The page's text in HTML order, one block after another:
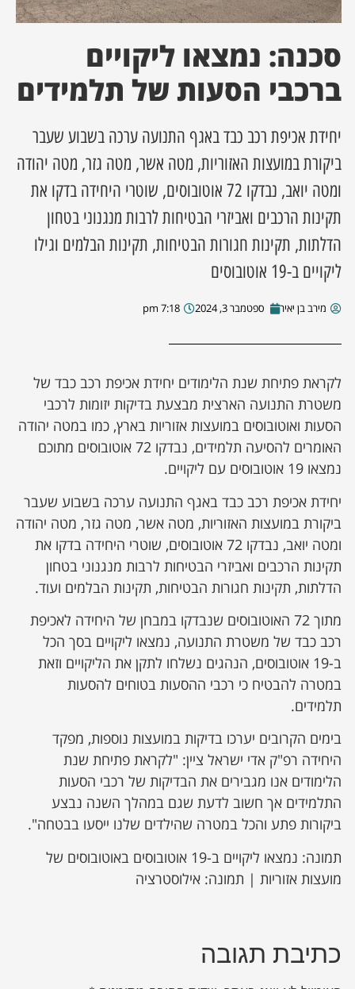
מקומית
סכנה: נמצאו ליקויים
ברכבי הסעות של תלמידים
יחידת אכיפת רכב כבד באגף התנועה ערכה בשבוע שעבר
ביקורת במועצות האזוריות, מטה אשר, מטה גזר, מטה יהודה
ומטה יואב, נבדקו 72 אוטובוסים, שוטרי היחידה בדקו את
תקינות הרכבים ואביזרי הבטיחות לרבות מנגנוני בטחון
הדלתות, תקינות חגורות הבטיחות, תקינות הבלמים וגילו
ליקויים ב-19 אוטובוסים
מירב בן יאיר ספטמבר 3, 2024 7:18 pm
לקראת פתיחת שנת הלימודים יחידת אכיפת רכב כבד של
משטרת התנועה הארצית מבצעת בדיקות יזומות לרכבי
הסעות ואוטובוסים במועצות אזוריות בארץ, כמו במטה יהודה
האומרים להסיעה תלמידים, נבדקו 72 אוטובוסים מתוכם
נמצאו 19 אוטובוסים עם ליקויים.
יחידת אכיפת רכב כבד באגף התנועה ערכה בשבוע שעבר
ביקורת במועצות האזוריות, מטה אשר, מטה גזר, מטה יהודה
ומטה יואב, נבדקו 72 אוטובוסים, שוטרי היחידה בדקו את
תקינות הרכבים ואביזרי הבטיחות לרבות מנגנוני בטחון
הדלתות, תקינות חגורות הבטיחות, תקינות הבלמים ועוד.
מתוך 72 האוטובוסים שנבדקו במבחן של היחידה לאכיפת
רכב כבד של משטרת התנועה, נמצאו ליקויים בסך הכל
ב-19 אוטובוסים, הנהגים נשלחו לתקן את הליקויים וזאת
במטרה להבטיח כי רכבי ההסעות בטוחים להסעות
תלמידים.
בימים הקרובים יערכו בדיקות במועצות נוספות, מפקד
היחידה רפ"ק אדי ישראל ציין: "לקראת פתיחת שנת
הלימודים אנו מגבירים את הבדיקות של רכבי הסעות
התלמידים אך חשוב לדעת שגם במהלך השנה נבצע
ביקורות פתע והכל במטרה שהילדים שלנו ייסעו בבטחה".
תמונה: נמצאו ליקויים ב-19 אוטובוסים באוטובוסים של
מועצות אזוריות | תמונה: אילוסטרציה
כתיבת תגובה